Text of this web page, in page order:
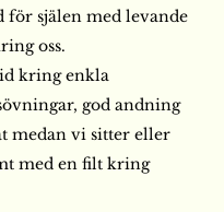
för själen med levande
oss.
kring enkla
god andning
medan vi sitter eller
med en filt kring